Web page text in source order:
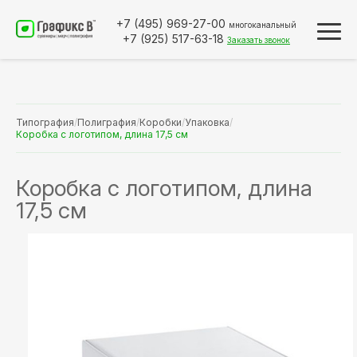
+7 (495) 969-27-00 многоканальный
+7 (925) 517-63-18 Заказать звонок
Типография/Полиграфия/Коробки/Упаковка/
Коробка с логотипом, длина 17,5 см
Коробка с логотипом, длина
17,5 см